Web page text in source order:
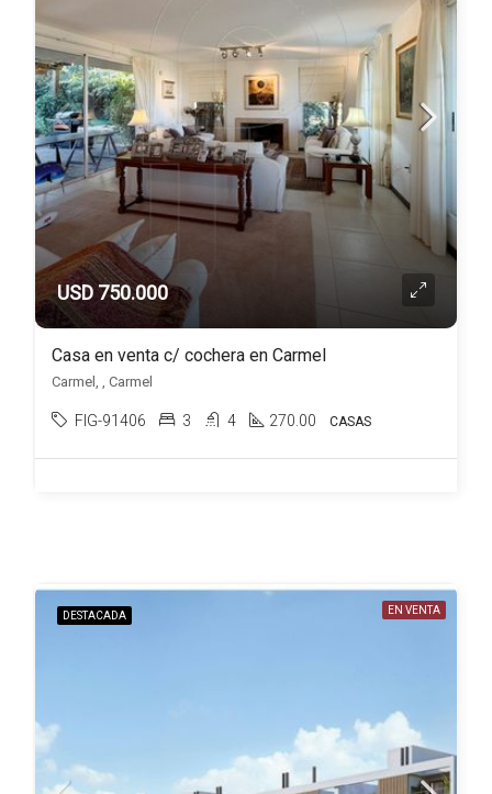
USD 750.000
Casa en venta c/ cochera en Carmel
Carmel, , Carmel
FIG-91406 3 4 270.00 CASAS
DESTACADA EN VENTA